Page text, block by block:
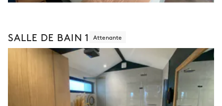
SALLE DE BAIN 1 Attenante